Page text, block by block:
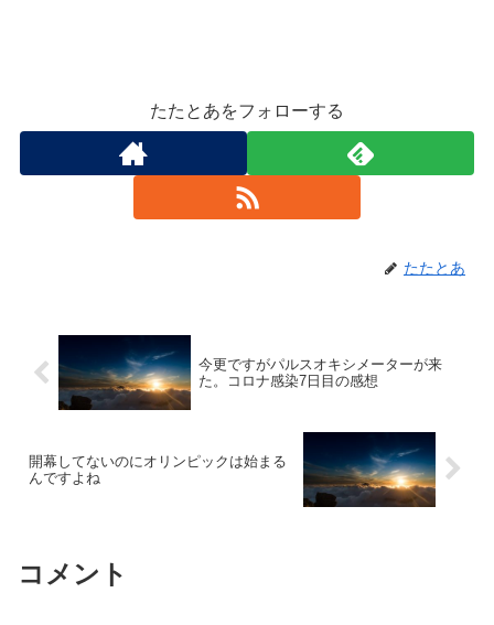
たたとあをフォローする
たたとあ
今更ですがパルスオキシメーターが来
た。コロナ感染7日目の感想
開幕してないのにオリンピックは始まる
んですよね
コメント